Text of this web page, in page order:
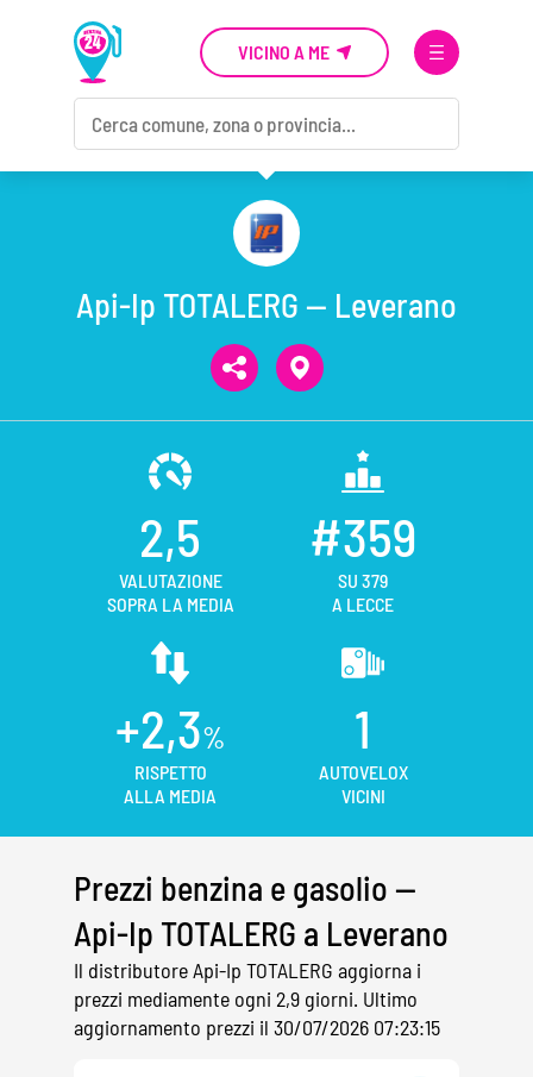
VICINO A ME
Api-Ip TOTALERG — Leverano
2,5
VALUTAZIONE
SOPRA LA MEDIA
#359
SU 379
A LECCE
+2,3%
RISPETTO
ALLA MEDIA
1
AUTOVELOX
VICINI
Prezzi benzina e gasolio —
Api-Ip TOTALERG a Leverano
Il distributore Api-Ip TOTALERG aggiorna i
prezzi mediamente ogni 2,9 giorni. Ultimo
aggiornamento prezzi il 30/07/2026 07:23:15